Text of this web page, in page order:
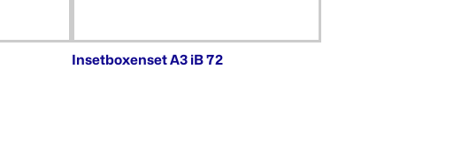
Insetboxenset A3 iB 72